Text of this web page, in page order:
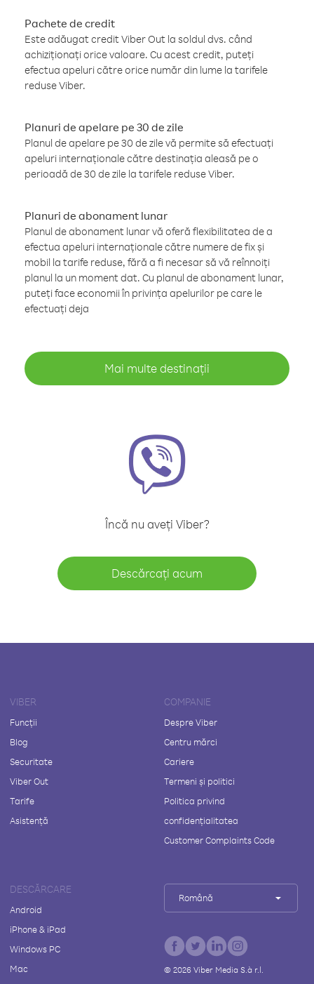
Pachete de credit
Este adăugat credit Viber Out la soldul dvs. când
achiziționați orice valoare. Cu acest credit, puteți
efectua apeluri către orice număr din lume la tarifele
reduse Viber.
Planuri de apelare pe 30 de zile
Planul de apelare pe 30 de zile vă permite să efectuați
apeluri internaționale către destinația aleasă pe o
perioadă de 30 de zile la tarifele reduse Viber.
Planuri de abonament lunar
Planul de abonament lunar vă oferă flexibilitatea de a
efectua apeluri internaționale către numere de fix și
mobil la tarife reduse, fără a fi necesar să vă reînnoiți
planul la un moment dat. Cu planul de abonament lunar,
puteți face economii în privința apelurilor pe care le
efectuați deja
Mai multe destinații
Încă nu aveți Viber?
Descărcați acum
VIBER
Funcții
Blog
Securitate
Viber Out
Tarife
Asistență
COMPANIE
Despre Viber
Centru mărci
Cariere
Termeni și politici
Politica privind
confidențialitatea
Customer Complaints Code
DESCĂRCARE
Android
iPhone & iPad
Windows PC
Mac
Română
© 2026Viber Media S.à r.l.